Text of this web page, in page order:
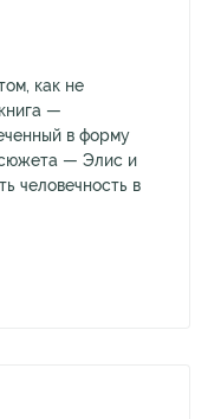
как не
—
в форму
сюжета — Элис и
человечность в